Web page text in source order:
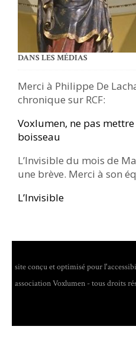
DANS LES MÉDIAS
Merci à Philippe De
chronique sur RCF:
Voxlumen, ne pas
boisseau
L’Invisible du mois de
une brève. Merci à son
L’Invisible
site conçu et optimisé pour
association Voxlumen - tous droits